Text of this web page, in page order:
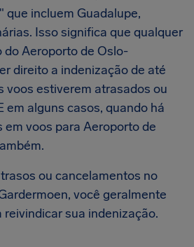
que incluem Guadalupe,
Isso significa que qualquer
do Aeroporto de Oslo-
direito a indenização de até
voos estiverem atrasados ou
em alguns casos, quando há
em voos para Aeroporto de
ou cancelamentos no
você geralmente
sua indenização.